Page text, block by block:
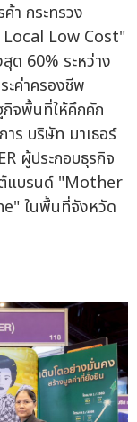
า กระทรวง
Local Low Cost"
ด 60% ระหว่าง
ะค่าครองชีพ
กิจพื้นที่ให้คึกคัก
ร บริษัท มาเธอร์
ผู้ประกอบธุรกิจ
ต้แบรนด์ "Mother
ในพื้นที่จังหวัด